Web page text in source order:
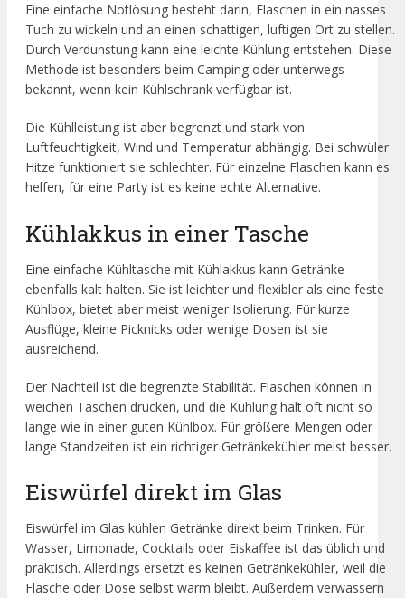
Eine einfache Notlösung besteht darin, Flaschen in ein nasses
Tuch zu wickeln und an einen schattigen, luftigen Ort zu stellen.
Durch Verdunstung kann eine leichte Kühlung entstehen. Diese
Methode ist besonders beim Camping oder unterwegs
bekannt, wenn kein Kühlschrank verfügbar ist.
Die Kühlleistung ist aber begrenzt und stark von
Luftfeuchtigkeit, Wind und Temperatur abhängig. Bei schwüler
Hitze funktioniert sie schlechter. Für einzelne Flaschen kann es
helfen, für eine Party ist es keine echte Alternative.
Kühlakkus in einer Tasche
Eine einfache Kühltasche mit Kühlakkus kann Getränke
ebenfalls kalt halten. Sie ist leichter und flexibler als eine feste
Kühlbox, bietet aber meist weniger Isolierung. Für kurze
Ausflüge, kleine Picknicks oder wenige Dosen ist sie
ausreichend.
Der Nachteil ist die begrenzte Stabilität. Flaschen können in
weichen Taschen drücken, und die Kühlung hält oft nicht so
lange wie in einer guten Kühlbox. Für größere Mengen oder
lange Standzeiten ist ein richtiger Getränkekühler meist besser.
Eiswürfel direkt im Glas
Eiswürfel im Glas kühlen Getränke direkt beim Trinken. Für
Wasser, Limonade, Cocktails oder Eiskaffee ist das üblich und
praktisch. Allerdings ersetzt es keinen Getränkekühler, weil die
Flasche oder Dose selbst warm bleibt. Außerdem verwässern